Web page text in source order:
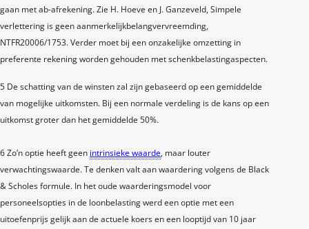
gaan met ab-afrekening. Zie H. Hoeve en J. Ganzeveld, Simpele
verlettering is geen aanmerkelijkbelangvervreemding,
NTFR20006/1753. Verder moet bij een onzakelijke omzetting in
preferente rekening worden gehouden met schenkbelastingaspecten.
5 De schatting van de winsten zal zijn gebaseerd op een gemiddelde
van mogelijke uitkomsten. Bij een normale verdeling is de kans op een
uitkomst groter dan het gemiddelde 50%.
6 Zo’n optie heeft geen intrinsieke waarde, maar louter
verwachtingswaarde. Te denken valt aan waardering volgens de Black
& Scholes formule. In het oude waarderingsmodel voor
personeelsopties in de loonbelasting werd een optie met een
uitoefenprijs gelijk aan de actuele koers en een looptijd van 10 jaar